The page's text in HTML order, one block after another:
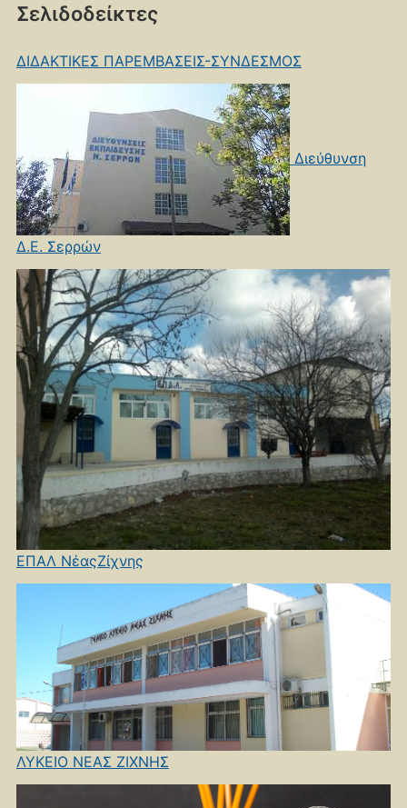
Σελιδοδείκτες
ΔΙΔΑΚΤΙΚΕΣ ΠΑΡΕΜΒΑΣΕΙΣ-ΣΥΝΔΕΣΜΟΣ
Διεύθυνση
Δ.Ε. Σερρών
ΕΠΑΛ ΝέαςΖίχνης
ΛΥΚΕΙΟ ΝΕΑΣ ΖΙΧΝΗΣ